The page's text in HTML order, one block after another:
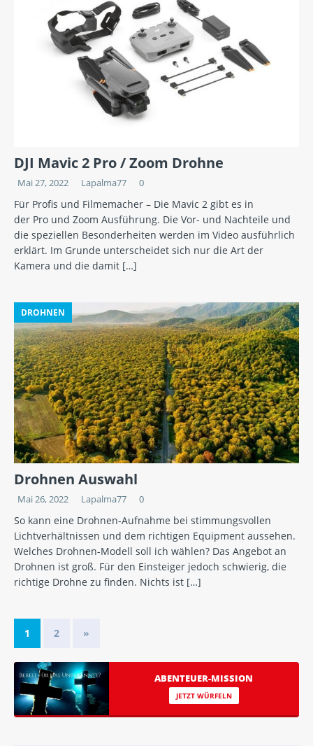
DJI Mavic 2 Pro / Zoom Drohne
Mai 27, 2022 Lapalma77 0
Für Profis und Filmemacher – Die Mavic 2 gibt es in
der Pro und Zoom Ausführung. Die Vor- und Nachteile und
die speziellen Besonderheiten werden im Video ausführlich
erklärt. Im Grunde unterscheidet sich nur die Art der
Kamera und die damit […]
DROHNEN
Drohnen Auswahl
Mai 26, 2022 Lapalma77 0
So kann eine Drohnen-Aufnahme bei stimmungsvollen
Lichtverhältnissen und dem richtigen Equipment aussehen.
Welches Drohnen-Modell soll ich wählen? Das Angebot an
Drohnen ist groß. Für den Einsteiger jedoch schwierig, die
richtige Drohne zu finden. Nichts ist […]
1 2 »
ABENTEUER-MISSION
JETZT WÜRFELN